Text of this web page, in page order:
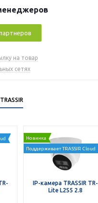
на товар
сетях
Новинка
Поддерживает TRASSIR Cloud
IP-камера TRASSIR TR-
Lite L2S5 2.8